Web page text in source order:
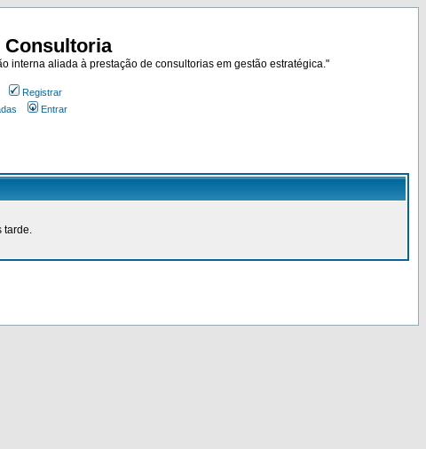
Consultoria
interna aliada à prestação de consultorias em gestão estratégica."
Registrar
Entrar
tarde.